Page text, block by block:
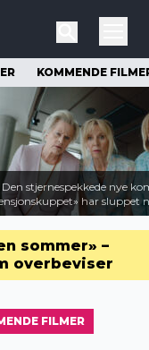
KOMMENDE
Den stjernespekkede nye
har sluppet
sommer» –
overbeviser
FILMER